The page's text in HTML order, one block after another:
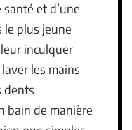
santé et d’une
le plus jeune
inculquer
les mains
dents
bain de manière